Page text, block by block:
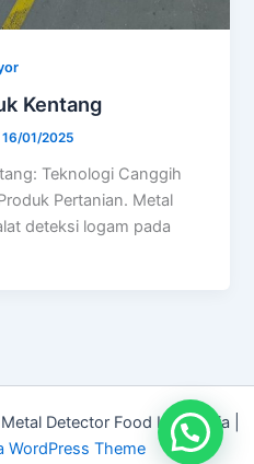
Kentang
16/01/2025
Teknologi Canggih
Pertanian. Metal
deteksi logam pada
Detector Food Indonesia |
WordPress Theme